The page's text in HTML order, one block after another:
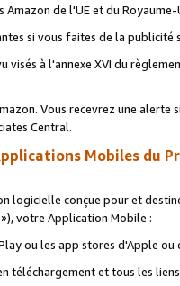
de l'UE et du Royaume-
si vous faites de la publicité
visés à l'annexe XVI du
Vous recevrez une alerte
Central.
Mobiles du
logicielle conçue pour et
»), votre Application Mobile :
ou les app stores d'Apple ou
téléchargement et tous les